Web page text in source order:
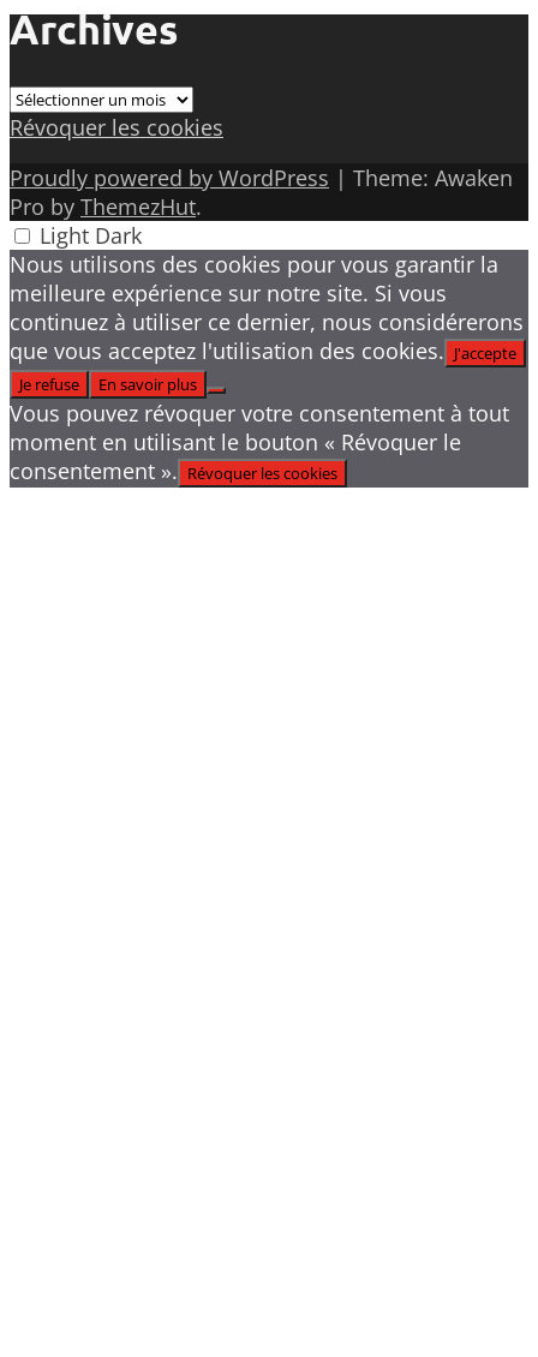
Archives
Archives
Révoquer les cookies
Proudly powered by WordPress | Theme: Awaken
Pro by ThemezHut.
Light Dark
Nous utilisons des cookies pour vous garantir la
meilleure expérience sur notre site. Si vous
continuez à utiliser ce dernier, nous considérerons
que vous acceptez l'utilisation des cookies. J'accepte
Je refuse
En savoir plus
Vous pouvez révoquer votre consentement à tout
moment en utilisant le bouton « Révoquer le
consentement ». Révoquer les cookies